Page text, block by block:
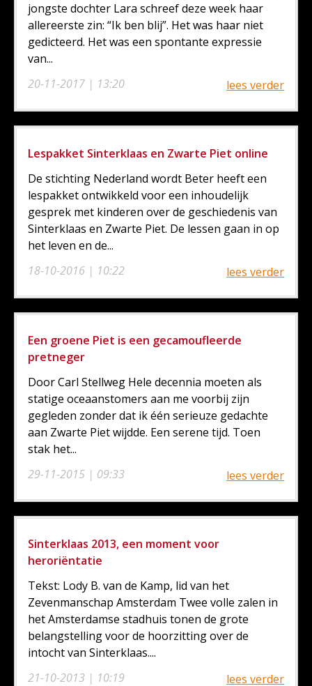
20-11-2017 | 13:20
jongste dochter Lara schreef deze week haar
allereerste zin: “Ik ben blij”. Het was haar niet
gedicteerd. Het was een spontante expressie
van...
lees verder
Lespakket Sinterklaas en Zwarte Piet online
18-10-2016 | 10:22
De stichting Nederland wordt Beter heeft een
lespakket ontwikkeld voor een inhoudelijk
gesprek met kinderen over de geschiedenis van
Sinterklaas en Zwarte Piet. De lessen gaan in op
het leven en de...
lees verder
Een groene Piet is een gecamoufleerde
pretneger
29-11-2015 | 09:33
Door Carl Stellweg Hele decennia moeten als
statige oceaanstomers aan me voorbij zijn
gegleden zonder dat ik één serieuze gedachte
aan Zwarte Piet wijdde. Een serene tijd. Toen
stak het...
lees verder
Sinterklaas 2013, een moment voor
heroriëntatie
21-10-2013 | 10:19
Tekst: Lody B. van de Kamp, lid van het
Zevenmanschap Amsterdam Twee volle zalen in
het Amsterdamse stadhuis tonen de grote
belangstelling voor de hoorzitting over de
intocht van Sinterklaas....
lees verder